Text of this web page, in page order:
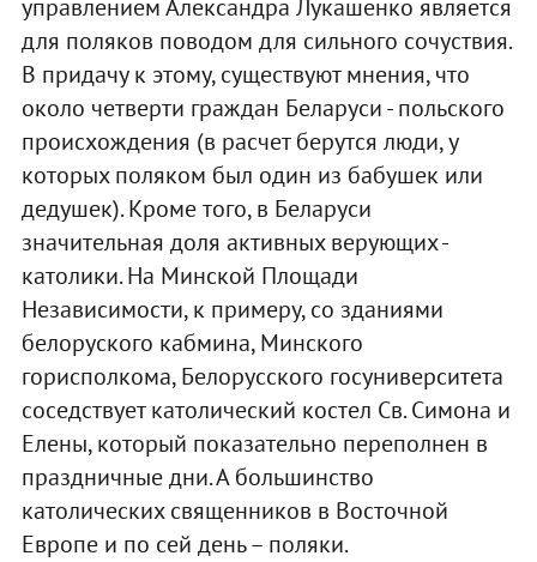
управлением Александра Лукашенко является
для поляков поводом для сильного сочуствия.
В придачу к этому, существуют мнения, что
около четверти граждан Беларуси - польского
происхождения (в расчет берутся люди, у
которых поляком был один из бабушек или
дедушек). Кроме того, в Беларуси
значительная доля активных верующих -
католики. На Минской Площади
Независимости, к примеру, со зданиями
белоруского кабмина, Минского
горисполкома, Белорусского госуниверситета
соседствует католический костел Св. Симона и
Елены, который показательно переполнен в
праздничные дни. А большинство
католических священников в Восточной
Европе и по сей день – поляки.